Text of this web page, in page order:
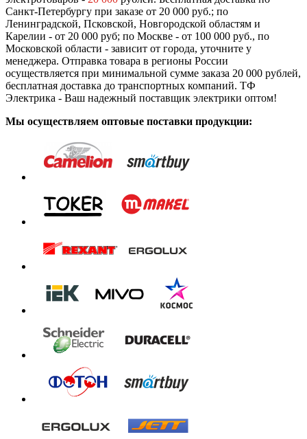
Санкт-Петербургу при заказе от 20 000 руб.; по
Ленинградской, Псковской, Новгородской областям и
Карелии - от 20 000 руб; по Москве - от 100 000 руб., по
Московской области - зависит от города, уточните у
менеджера. Отправка товара в регионы России
осуществляется при минимальной сумме заказа 20 000 рублей,
бесплатная доставка до транспортных компаний. ТФ
Электрика - Ваш надежный поставщик электрики оптом!
Мы осуществляем оптовые поставки продукции: